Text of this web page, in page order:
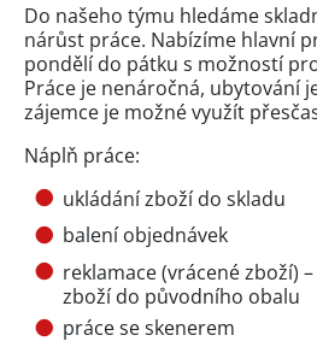
Do našeho týmu hledáme
nárůst práce. Nabízíme hlavní
pondělí do pátku s možností
Práce je nenáročná, ubytování
zájemce je možné využít
Náplň práce:
ukládání zboží do skladu
balení objednávek
reklamace (vrácené zboží)
zboží do původního obalu
práce se skenerem